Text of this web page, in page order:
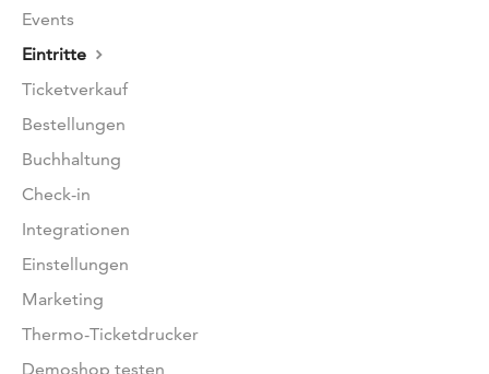
Events
Eintritte
Ticketverkauf
Bestellungen
Buchhaltung
Check-in
Integrationen
Einstellungen
Marketing
Thermo-Ticketdrucker
Demoshop testen